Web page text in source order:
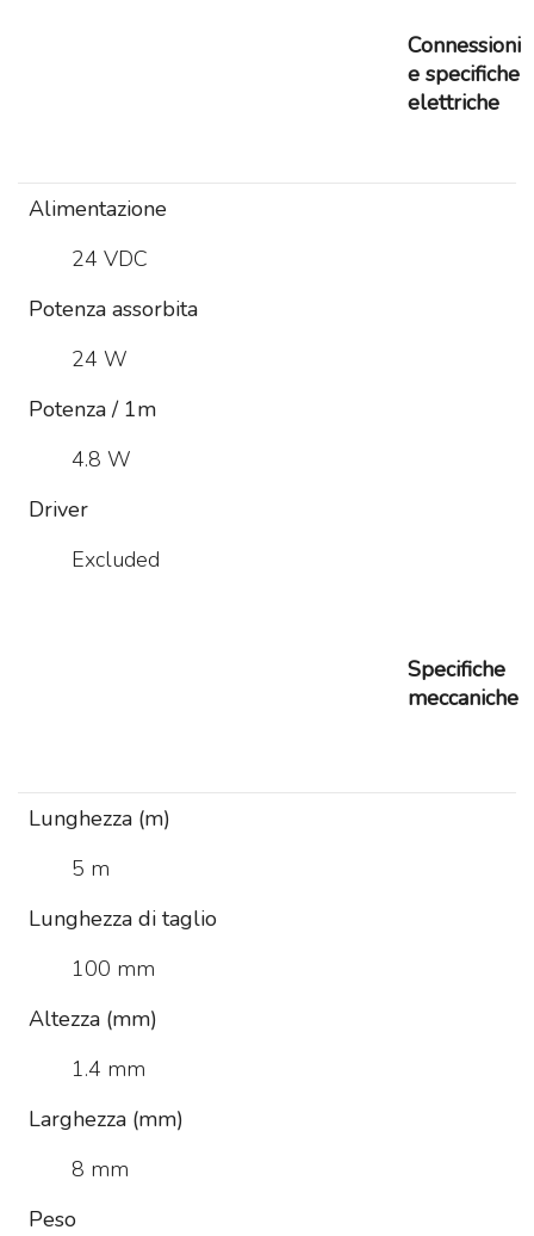
Connessioni
e specifiche
elettriche
Alimentazione
24 VDC
Potenza assorbita
24 W
Potenza / 1m
4.8 W
Driver
Excluded
Specifiche
meccaniche
Lunghezza (m)
5 m
Lunghezza di taglio
100 mm
Altezza (mm)
1.4 mm
Larghezza (mm)
8 mm
Peso